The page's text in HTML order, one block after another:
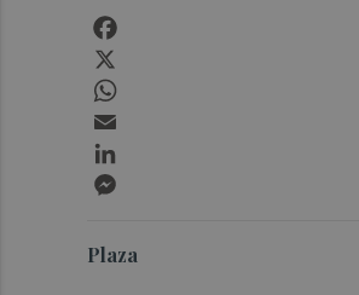
Plaza